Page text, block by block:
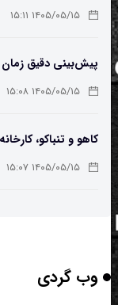
طول‌عمر لامپ سنتنیال
۱۴۰۵/۰۵/۱۵ ۱۵:۱۱
پیش‌بینی دقیق
زمین ممکن شد
۱۴۰۵/۰۵/۱۵ ۱۵:۰۸
کاهو و تنباکو،
۱۴۰۵/۰۵/۱۵ ۱۵:۰۷
چرا افراد مضطرب
وب گردی